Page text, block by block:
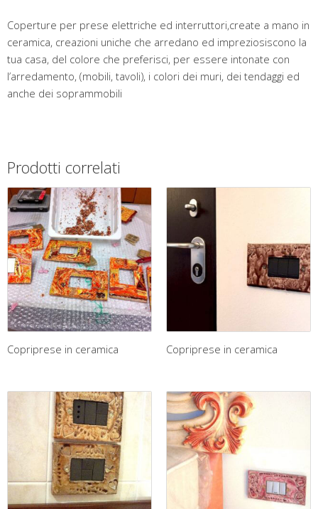
Coperture per prese elettriche ed interruttori,create a mano in
ceramica, creazioni uniche che arredano ed impreziosiscono la
tua casa, del colore che preferisci, per essere intonate con
l’arredamento, (mobili, tavoli), i colori dei muri, dei tendaggi ed
anche dei soprammobili
Prodotti correlati
Copriprese in ceramica Copriprese in ceramica